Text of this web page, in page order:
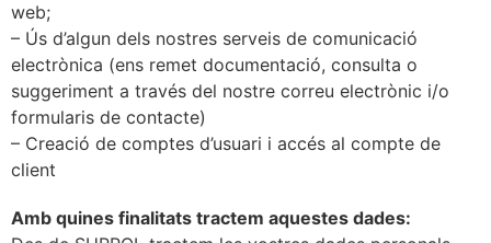
web;
– Ús d’algun dels nostres serveis de comunicació
electrònica (ens remet documentació, consulta o
suggeriment a través del nostre correu electrònic i/o
formularis de contacte)
– Creació de comptes d’usuari i accés al compte de
client
Amb quines finalitats tractem aquestes dades: